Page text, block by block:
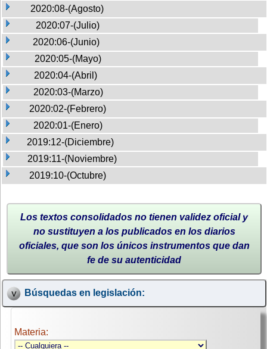
2020:08-(Agosto)
2020:07-(Julio)
2020:06-(Junio)
2020:05-(Mayo)
2020:04-(Abril)
2020:03-(Marzo)
2020:02-(Febrero)
2020:01-(Enero)
2019:12-(Diciembre)
2019:11-(Noviembre)
2019:10-(Octubre)
Los textos consolidados no tienen validez oficial y
no sustituyen a los publicados en los diarios
oficiales, que son los únicos instrumentos que dan
fe de su autenticidad
Búsquedas en legislación:
Materia: